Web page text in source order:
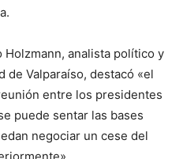
Holzmann, analista político y
de Valparaíso, destacó «el
entre los presidentes
puede sentar las bases
negociar un cese del